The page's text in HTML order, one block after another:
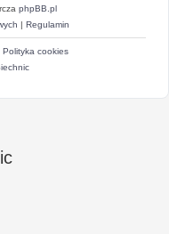
phpBB.pl
| Regulamin
Polityka cookies